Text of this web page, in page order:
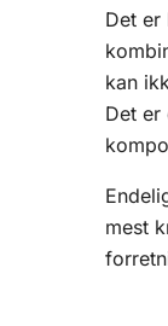
Det er
kan
Det
mest